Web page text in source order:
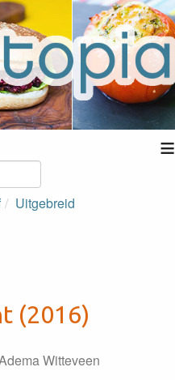
≡
Uitgebreid
(2016)
Witteveen